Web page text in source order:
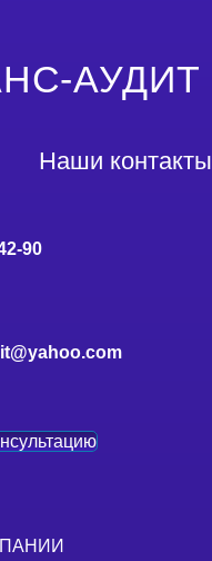
АУДИТ
Наши контакты
90